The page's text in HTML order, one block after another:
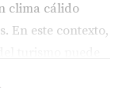
clima cálido
En este contexto,
que buscan